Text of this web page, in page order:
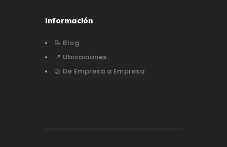
Información
📝 Blog
📍 Ubicaciones
🤝 De Empresa a Empresa